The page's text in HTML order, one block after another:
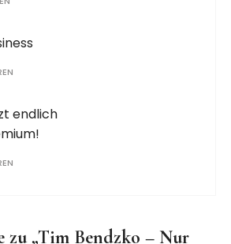
endlich
zu „Tim Bendzko – Nur